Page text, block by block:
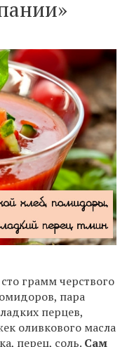
грамм черствого
пара
перцев,
оливкового масла
перец, соль. Сам